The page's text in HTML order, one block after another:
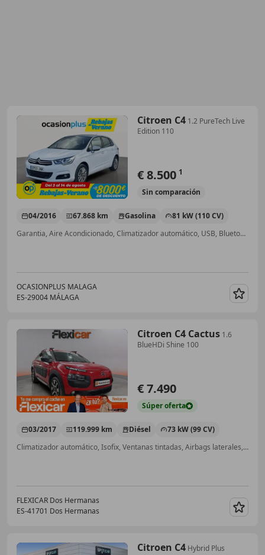
Citroen C4 1.2 PureTech Live
Edition 110
€ 8.500 1
Sin comparación
04/2016 67.868 km Gasolina
81 kW (110 CV)
Garantia, Aire Acondicionado, Climatizador automático, USB, Bluetooth, Cierre centralizado, ABS, Control de tracción
OCASIONPLUS MALAGA
ES-29004 MÁLAGA
Citroen C4 Cactus 1.6
BlueHDi Shine 100
€ 7.490
Súperoferta
03/2017 119.999 km Diésel
73 kW (99 CV)
Climatizador automático, Isofix, Ventanas tintadas, Airbags laterales, Bluetooth, USB, ABS
FLEXICAR Dos Hermanas
ES-41701 Dos Hermanas
Citroen C4 Hybrid Plus